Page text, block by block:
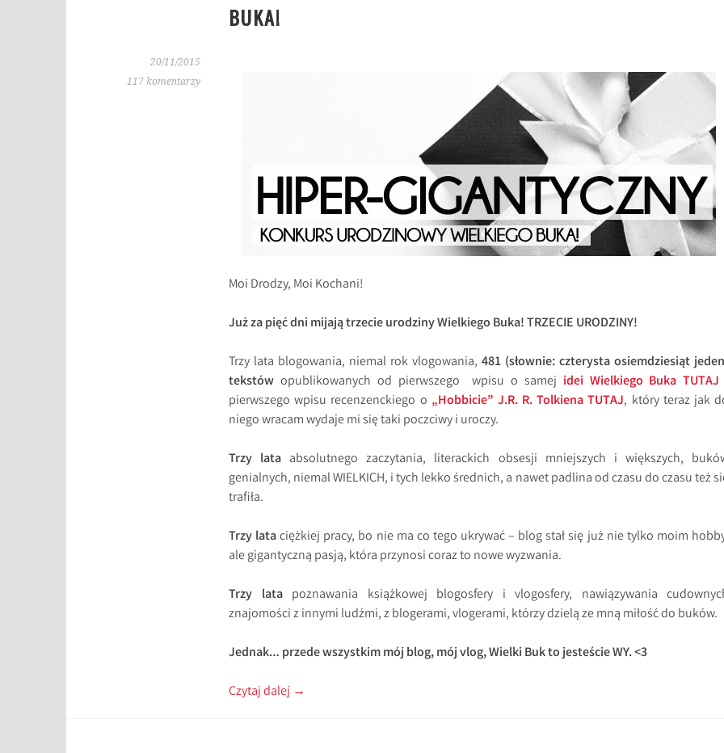
BUKA!
20/11/2015
117 komentarzy
Moi Drodzy, Moi Kochani!
Już za pięć dni mijają trzecie urodziny Wielkiego Buka! TRZECIE URODZINY!
Trzy lata blogowania, niemal rok vlogowania, 481 (słownie: czterysta osiemdziesiąt
tekstów opublikowanych od pierwszego wpisu o samej idei Wielkiego Buka TUTAJ
pierwszego wpisu recenzenckiego o „Hobbicie” J.R. R. Tolkiena TUTAJ, który teraz jak
niego wracam wydaje mi się taki poczciwy i uroczy.
Trzy lata absolutnego zaczytania, literackich obsesji mniejszych i większych,
genialnych, niemal WIELKICH, i tych lekko średnich, a nawet padlina od czasu do czasu też
trafiła.
Trzy lataciężkiej pracy, bo nie ma co tego ukrywać – blog stał się już nie tylko moim
ale gigantyczną pasją, która przynosi coraz to nowe wyzwania.
Trzy latapoznawania książkowej blogosfery i vlogosfery, nawiązywania
znajomości z innymi ludźmi, z blogerami, vlogerami, którzy dzielą ze mną miłość do buków.
Jednak… przede wszystkim mój blog, mój vlog, Wielki Buk to jesteście WY. <3
Czytaj dalej →